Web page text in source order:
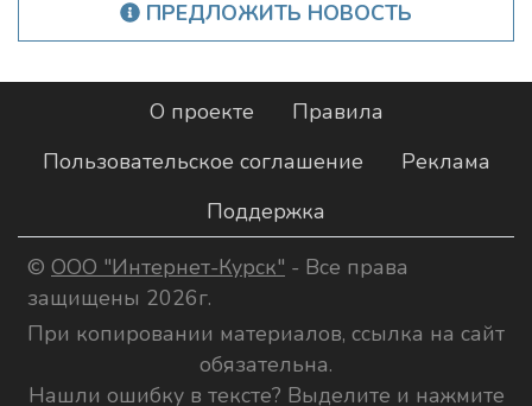
ПРЕДЛОЖИТЬ НОВОСТЬ
О проекте
Правила
Пользовательское соглашение
Реклама
Поддержка
© ООО "Интернет-Курск" - Все права
защищены 2026г.
При копировании материалов, ссылка на сайт
обязательна.
Нашли ошибку в тексте? Выделите и нажмите